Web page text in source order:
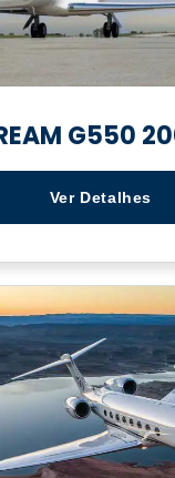
G550
Ver Detalhes